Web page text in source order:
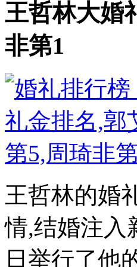
王哲林大婚
非第1
王哲林的婚
情,结婚注入
日举行了他